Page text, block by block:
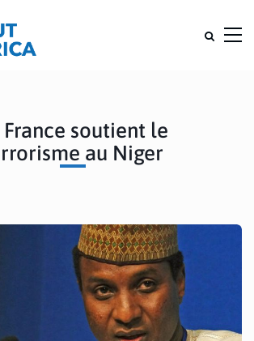
France soutient le
au Niger